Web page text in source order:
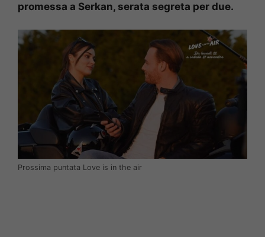
promessa a Serkan, serata segreta per due.
Prossima puntata Love is in the air